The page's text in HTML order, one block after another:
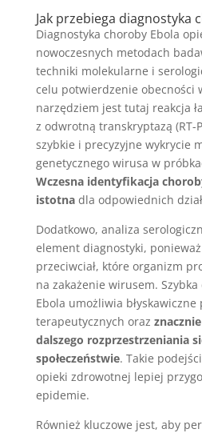
Jak przebiega diagnostyka
Diagnostyka choroby Ebola
nowoczesnych metodach
techniki molekularne i
celu potwierdzenie obecności
narzędziem jest tutaj reakcja
z odwrotną transkryptazą (RT-
szybkie i precyzyjne wykrycie
genetycznego wirusa w
Wczesna identyfikacja
istotnadla odpowiednich
Dodatkowo, analiza
element diagnostyki,
przeciwciał, które organizm
na zakażenie wirusem.
Ebola umożliwia błyskawiczne
terapeutycznych oraz
dalszego rozprzestrzeniania
społeczeństwie. Takie
opieki zdrowotnej lepiej
epidemie.
Również kluczowe jest, aby